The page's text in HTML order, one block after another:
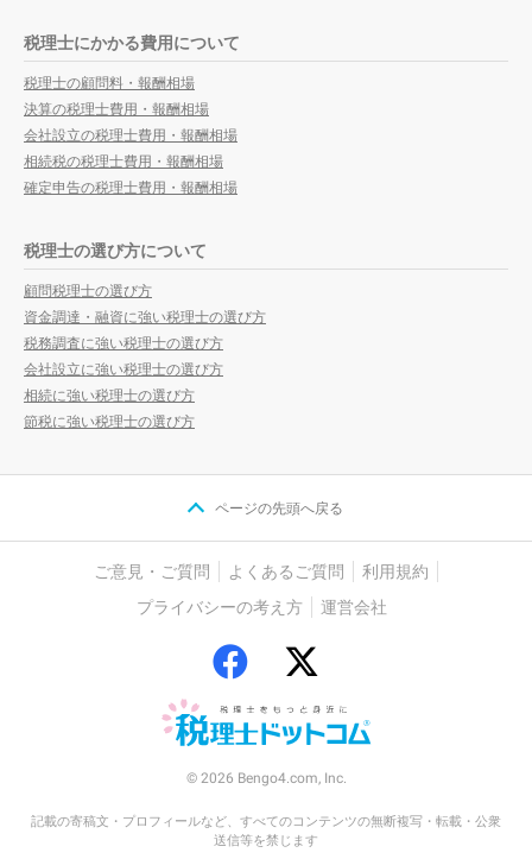
税理士にかかる費用について
税理士の顧問料・報酬相場
決算の税理士費用・報酬相場
会社設立の税理士費用・報酬相場
相続税の税理士費用・報酬相場
確定申告の税理士費用・報酬相場
税理士の選び方について
顧問税理士の選び方
資金調達・融資に強い税理士の選び方
税務調査に強い税理士の選び方
会社設立に強い税理士の選び方
相続に強い税理士の選び方
節税に強い税理士の選び方
ページの先頭へ戻る
ご意見・ご質問 よくあるご質問
利用規約
プライバシーの考え方
運営会社
© 2026 Bengo4.com, Inc.
記載の寄稿文・プロフィールなど、すべてのコンテンツの無断複写・転載・公衆
送信等を禁じます